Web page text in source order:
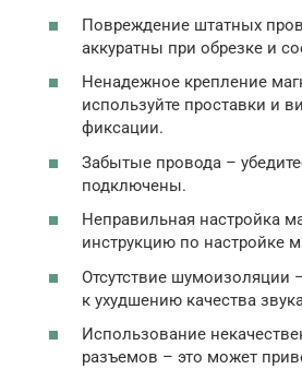
Повреждение штатных
аккуратны при обрезке и
Ненадежное крепление
используйте проставки и
фиксации.
Забытые провода –
подключены.
Неправильная настройка
инструкцию по настройке
Отсутствие шумоизоляции
к ухудшению качества
Использование
разъемов – это может